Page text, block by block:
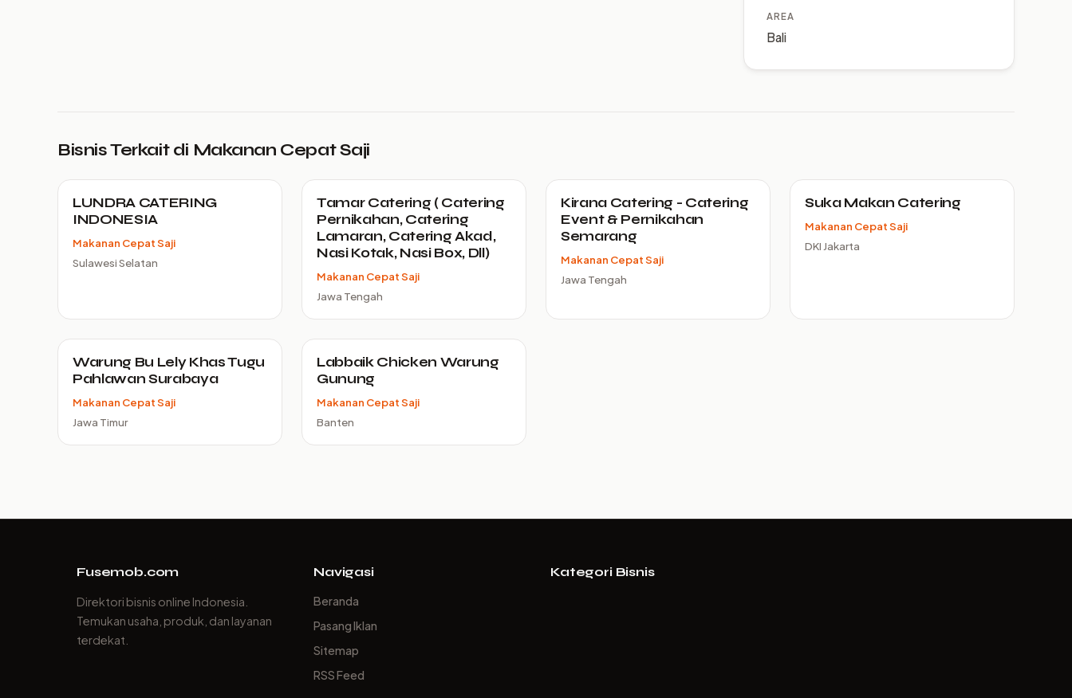
AREA
Bali
Bisnis Terkait di Makanan Cepat Saji
LUNDRA CATERING
INDONESIA
Makanan Cepat Saji
Sulawesi Selatan
Tamar Catering ( Catering
Pernikahan, Catering
Lamaran, Catering Akad,
Nasi Kotak, Nasi Box, Dll)
Makanan Cepat Saji
Jawa Tengah
Kirana Catering - Catering
Event & Pernikahan
Semarang
Makanan Cepat Saji
Jawa Tengah
Suka Makan Catering
Makanan Cepat Saji
DKI Jakarta
Warung Bu Lely Khas Tugu
Pahlawan Surabaya
Makanan Cepat Saji
Jawa Timur
Labbaik Chicken Warung
Gunung
Makanan Cepat Saji
Banten
Fusemob.com
Direktori bisnis online Indonesia.
Temukan usaha, produk, dan layanan
terdekat.
Navigasi
Beranda
Pasang Iklan
Sitemap
RSS Feed
Kategori Bisnis